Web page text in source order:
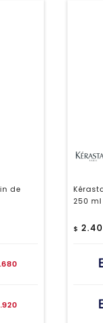
de
250 ml
$